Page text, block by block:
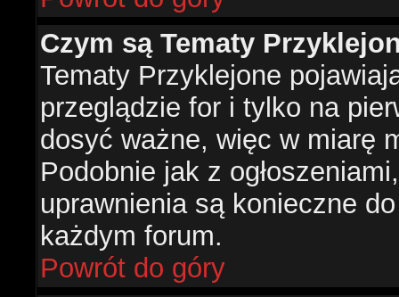
Czym są Tematy
Tematy Przyklejone
przeglądzie for i tylko na
dosyć ważne, więc w miarę
Podobnie jak z
uprawnienia są konieczne
każdym forum.
Powrót do góry